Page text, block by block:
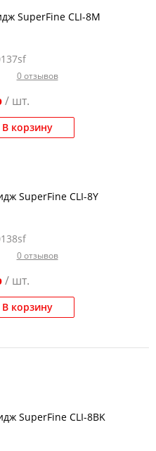
SuperFine CLI-8M
0 отзывов
/ шт.
В корзину
SuperFine CLI-8Y
0 отзывов
/ шт.
В корзину
SuperFine CLI-8BK